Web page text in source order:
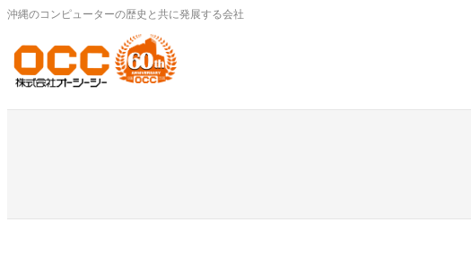
内
を
ス
キ
ッ
沖縄のコンピューターの歴史と共に発展する会社